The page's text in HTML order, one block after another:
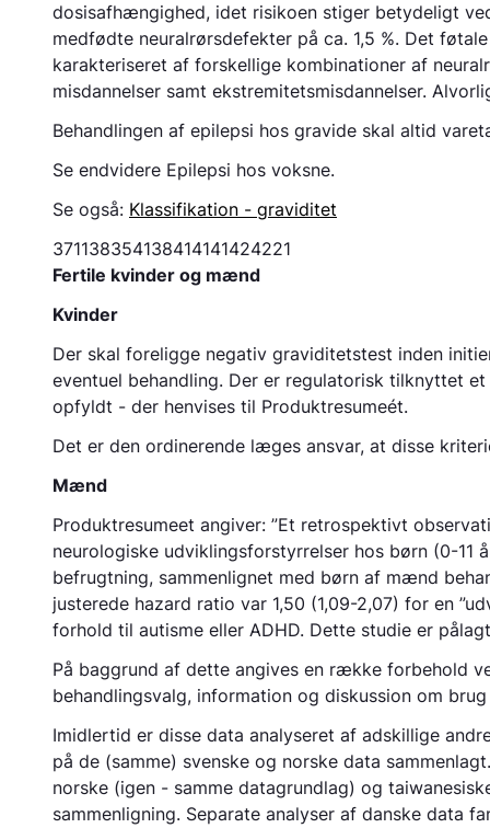
dosisafhængighed, idet risikoen stiger betydeligt
medfødte neuralrørsdefekter på ca. 1,5 %. Det
karakteriseret af forskellige kombinationer af
misdannelser samt ekstremitetsmisdannelser.
Behandlingen af epilepsi hos gravide skal altid
Se endvidere Epilepsi hos voksne.
Se også: Klassifikation - graviditet
371138354138414141424221
Fertile kvinder og mænd
Kvinder
Der skal foreligge negativ graviditetstest inden
eventuel behandling. Der er regulatorisk tilknyttet
opfyldt - der henvises til Produktresumeét.
Det er den ordinerende læges ansvar, at disse
Mænd
Produktresumeet angiver: ”Et retrospektivt
neurologiske udviklingsforstyrrelser hos børn (0-
befrugtning, sammenlignet med børn af mænd
justerede hazard ratio var 1,50 (1,09-2,07) for en
forhold til autisme eller ADHD. Dette studie er
På baggrund af dette angives en række forbehold
behandlingsvalg, information og diskussion om
Imidlertid er disse data analyseret af adskillige
på de (samme) svenske og norske data
norske (igen - samme datagrundlag) og
sammenligning. Separate analyser af danske data